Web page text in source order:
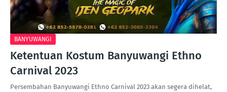
BANYUWANGI
Ketentuan Kostum Banyuwangi Ethno
Carnival 2023
Persembahan Banyuwangi Ethno Carnival 2023 akan segera dihelat,